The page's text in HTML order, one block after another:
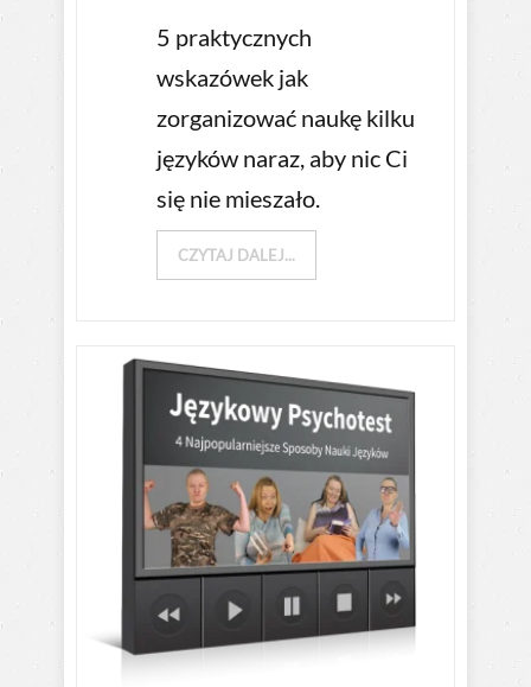
5 praktycznych
wskazówek jak
zorganizować naukę kilku
języków naraz, aby nic Ci
się nie mieszało.
CZYTAJ DALEJ...